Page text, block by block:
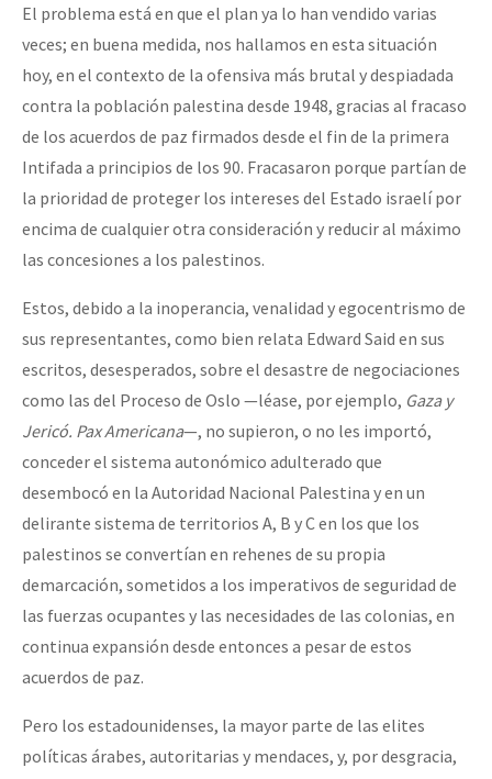
El problema está en que el plan ya lo han vendido varias
veces; en buena medida, nos hallamos en esta situación
hoy, en el contexto de la ofensiva más brutal y despiadada
contra la población palestina desde 1948, gracias al fracaso
de los acuerdos de paz firmados desde el fin de la primera
Intifada a principios de los 90. Fracasaron porque partían de
la prioridad de proteger los intereses del Estado israelí por
encima de cualquier otra consideración y reducir al máximo
las concesiones a los palestinos.
Estos, debido a la inoperancia, venalidad y egocentrismo de
sus representantes, como bien relata Edward Said en sus
escritos, desesperados, sobre el desastre de negociaciones
como las del Proceso de Oslo —léase, por ejemplo, Gaza y
Jericó. Pax Americana—, no supieron, o no les importó,
conceder el sistema autonómico adulterado que
desembocó en la Autoridad Nacional Palestina y en un
delirante sistema de territorios A, B y C en los que los
palestinos se convertían en rehenes de su propia
demarcación, sometidos a los imperativos de seguridad de
las fuerzas ocupantes y las necesidades de las colonias, en
continua expansión desde entonces a pesar de estos
acuerdos de paz.
Pero los estadounidenses, la mayor parte de las elites
políticas árabes, autoritarias y mendaces, y, por desgracia,